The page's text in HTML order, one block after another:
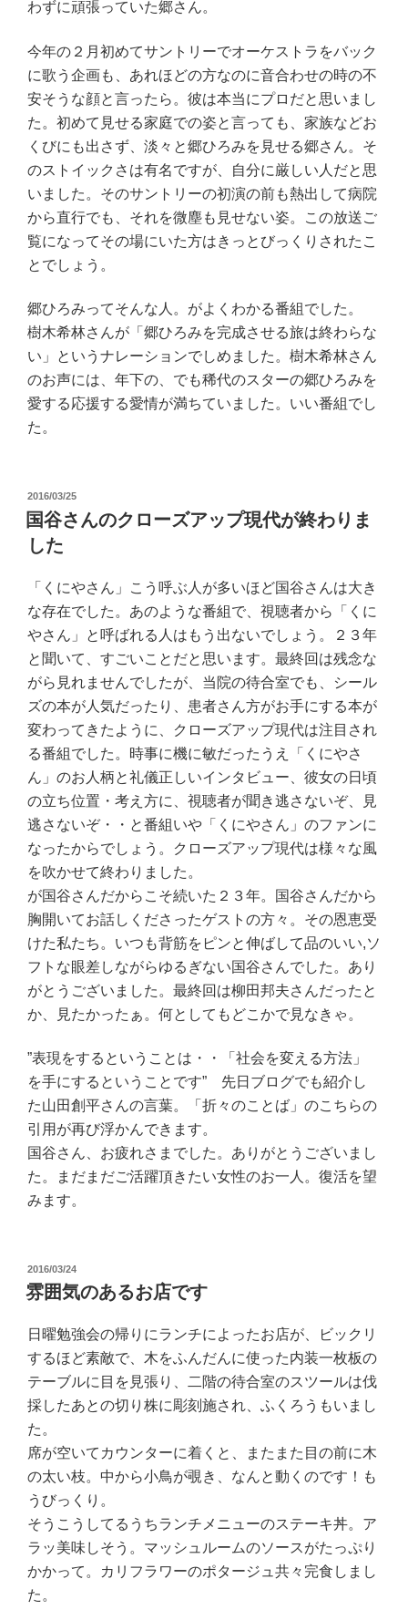
わずに頑張っていた郷さん。
今年の２月初めてサントリーでオーケストラをバック
に歌う企画も、あれほどの方なのに音合わせの時の不
安そうな顔と言ったら。彼は本当にプロだと思いまし
た。初めて見せる家庭での姿と言っても、家族などお
くびにも出さず、淡々と郷ひろみを見せる郷さん。そ
のストイックさは有名ですが、自分に厳しい人だと思
いました。そのサントリーの初演の前も熱出して病院
から直行でも、それを微塵も見せない姿。この放送ご
覧になってその場にいた方はきっとびっくりされたこ
とでしょう。
郷ひろみってそんな人。がよくわかる番組でした。
樹木希林さんが「郷ひろみを完成させる旅は終わらな
い」というナレーションでしめました。樹木希林さん
のお声には、年下の、でも稀代のスターの郷ひろみを
愛する応援する愛情が満ちていました。いい番組でし
た。
投
稿
日:
2016/03/25
国谷さんのクローズアップ現代が終わりま
した
「くにやさん」こう呼ぶ人が多いほど国谷さんは大き
な存在でした。あのような番組で、視聴者から「くに
やさん」と呼ばれる人はもう出ないでしょう。２３年
と聞いて、すごいことだと思います。最終回は残念な
がら見れませんでしたが、当院の待合室でも、シール
ズの本が人気だったり、患者さん方がお手にする本が
変わってきたように、クローズアップ現代は注目され
る番組でした。時事に機に敏だったうえ「くにやさ
ん」のお人柄と礼儀正しいインタビュー、彼女の日頃
の立ち位置・考え方に、視聴者が聞き逃さないぞ、見
逃さないぞ・・と番組いや「くにやさん」のファンに
なったからでしょう。クローズアップ現代は様々な風
を吹かせて終わりました。
が国谷さんだからこそ続いた２３年。国谷さんだから
胸開いてお話しくださったゲストの方々。その恩恵受
けた私たち。いつも背筋をピンと伸ばして品のいい,ソ
フトな眼差しながらゆるぎない国谷さんでした。あり
がとうございました。最終回は柳田邦夫さんだったと
か、見たかったぁ。何としてもどこかで見なきゃ。
”表現をするということは・・「社会を変える方法」
を手にするということです” 先日ブログでも紹介し
た山田創平さんの言葉。「折々のことば」のこちらの
引用が再び浮かんできます。
国谷さん、お疲れさまでした。ありがとうございまし
た。まだまだご活躍頂きたい女性のお一人。復活を望
みます。
投
稿
日:
2016/03/24
雰囲気のあるお店です
日曜勉強会の帰りにランチによったお店が、ビックリ
するほど素敵で、木をふんだんに使った内装一枚板の
テーブルに目を見張り、二階の待合室のスツールは伐
採したあとの切り株に彫刻施され、ふくろうもいまし
た。
席が空いてカウンターに着くと、またまた目の前に木
の太い枝。中から小鳥が覗き、なんと動くのです！も
うびっくり。
そうこうしてるうちランチメニューのステーキ丼。ア
ラッ美味しそう。マッシュルームのソースがたっぷり
かかって。カリフラワーのポタージュ共々完食しまし
た。